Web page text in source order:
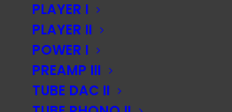
PLAYER I
PLAYER II
POWER I
PREAMP III
TUBE DAC II